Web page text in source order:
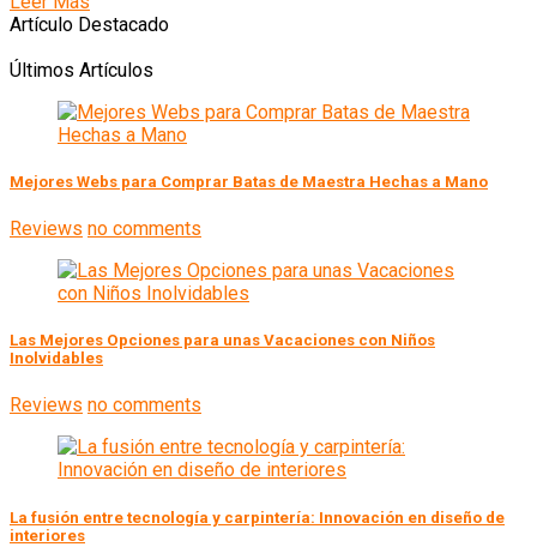
Artículo Destacado
Últimos Artículos
Mejores Webs para Comprar Batas de Maestra Hechas a Mano
Reviews no comments
Las Mejores Opciones para unas Vacaciones con Niños
Inolvidables
Reviews no comments
La fusión entre tecnología y carpintería: Innovación en diseño de
interiores